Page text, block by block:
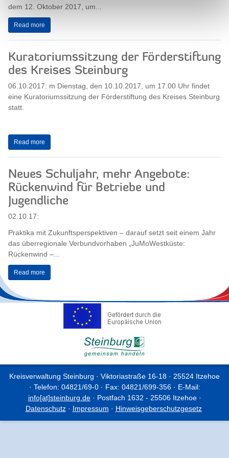
dem 12. Oktober 2017, um...
Read more
Kuratoriumssitzung der Förderstiftung
des Kreises Steinburg
06.10.2017: m Dienstag, den 10.10.2017, um 17.00 Uhr findet
eine Kuratoriumssitzung der Förderstiftung des Kreises Steinburg
statt.
Read more
Neues Schuljahr, mehr Angebote:
Rückenwind für Betriebe und
Jugendliche
02.10.17:
Praktika mit Zukunftsperspektiven – darauf setzt seit einem Jahr
das überregionale Verbundvorhaben „JuMoWestküste:
Rückenwind –...
Read more
Kreisverwaltung Steinburg · Viktoriastraße 16-18 · 25524 Itzehoe
· Telefon: 04821/69-0 · Fax: 04821/699-356 · E-Mail:
info[at]steinburg.de· Postfach 1632 - 25506 Itzehoe ·
Datenschutz· Impressum · Hinweisgeberschutzgesetz